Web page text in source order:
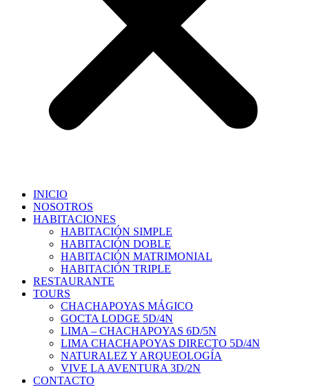
INICIO
NOSOTROS
HABITACIONES
HABITACIÓN SIMPLE
HABITACIÓN DOBLE
HABITACIÓN MATRIMONIAL
HABITACIÓN TRIPLE
RESTAURANTE
TOURS
CHACHAPOYAS MÁGICO
GOCTA LODGE 5D/4N
LIMA – CHACHAPOYAS 6D/5N
LIMA CHACHAPOYAS DIRECTO 5D/4N
NATURALEZ Y ARQUEOLOGÍA
VIVE LA AVENTURA 3D/2N
CONTACTO